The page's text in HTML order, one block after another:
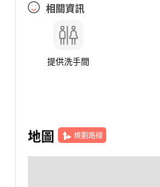
相關資訊
提供洗手間
地圖 規劃路線